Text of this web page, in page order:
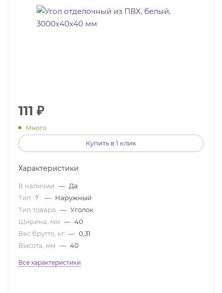
111 ₽
Много
Купить в 1 клик
Характеристики
В наличии — Да
Тип
? — Наружный
Тип товара — Уголок
Ширина, мм — 40
Вес брутто, кг — 0,31
Высота, мм — 40
Все характеристики